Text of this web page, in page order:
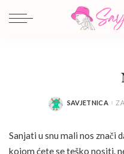
POSTED
SAVJETNICA
Sanjati u snu mali nos znači
kojom ćete se teško nositi.